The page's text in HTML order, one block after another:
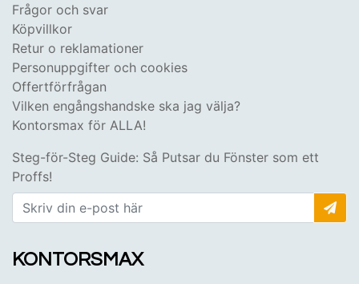
Frågor och svar
Köpvillkor
Retur o reklamationer
Personuppgifter och cookies
Offertförfrågan
Vilken engångshandske ska jag välja?
Kontorsmax för ALLA!
Steg-för-Steg Guide: Så Putsar du Fönster som ett
Proffs!
KONTORSMAX